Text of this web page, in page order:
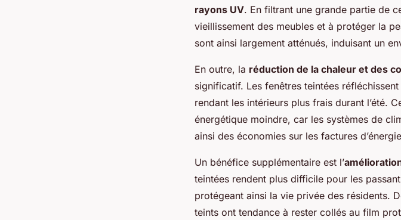
rayons UV. En filtrant une grande partie de
vieillissement des meubles et à protéger la
sont ainsi largement atténués, induisant un
En outre, la réduction de la chaleur et des
significatif. Les fenêtres teintées
rendant les intérieurs plus frais durant l’été.
énergétique moindre, car les systèmes de
ainsi des économies sur les factures
Un bénéfice supplémentaire est l’
teintées rendent plus difficile pour les
protégeant ainsi la vie privée des résidents.
teints ont tendance à rester collés au film